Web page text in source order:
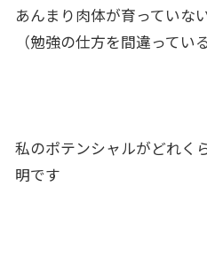
あんまり肉体が育っていな
（勉強の仕方を間違ってい
私のポテンシャルがどれく
明です